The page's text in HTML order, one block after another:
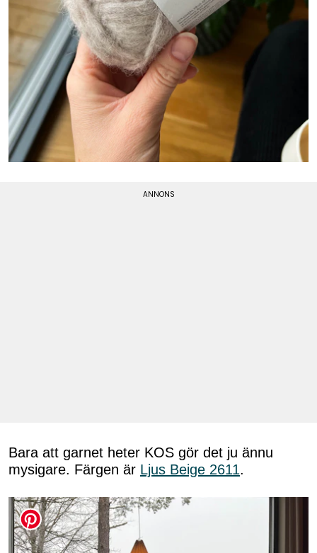
Bara att garnet heter KOS gör det ju ännu
mysigare. Färgen är Ljus Beige 2611.